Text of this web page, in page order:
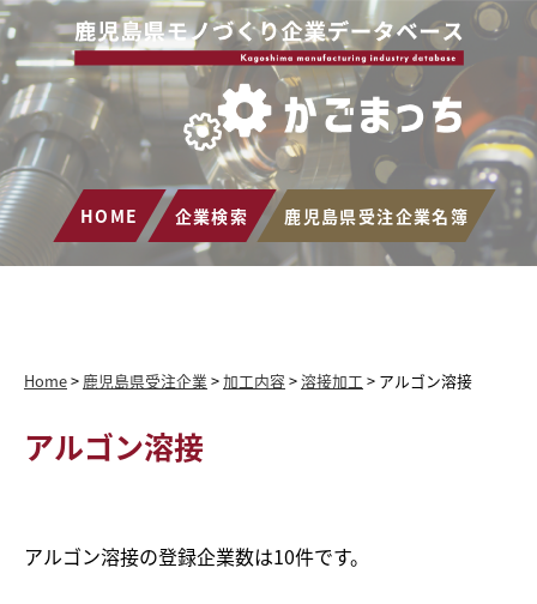
HOME 企業検索 鹿児島県受注企業名簿
Home> 鹿児島県受注企業 >加工内容 >溶接加工 > アルゴン溶接
アルゴン溶接
アルゴン溶接の登録企業数は10件です。